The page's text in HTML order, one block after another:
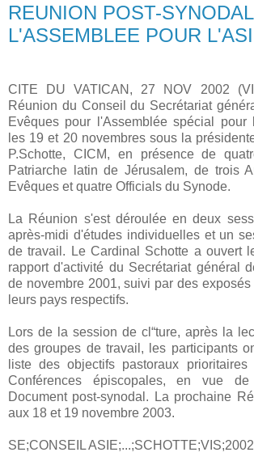
REUNION POST-
L'ASSEMBLEE POUR
CITE DU VATICAN, 27 NOV 2002
Réunion du Conseil du Secrétariat
Evêques pour l'Assemblée spécial pour
les 19 et 20 novembres sous la
P.Schotte, CICM, en présence de
Patriarche latin de Jérusalem, de trois
Evêques et quatre Officials du Synode.
La Réunion s'est déroulée en deux
après-midi d'études individuelles et un
de travail. Le Cardinal Schotte a ouvert
rapport d'activité du Secrétariat général
de novembre 2001, suivi par des
leurs pays respectifs.
Lors de la session de cl“ture, après la
des groupes de travail, les participants
liste des objectifs pastoraux
Conférences épiscopales, en vue
Document post-synodal. La prochaine
aux 18 et 19 novembre 2003.
SE;CONSEIL